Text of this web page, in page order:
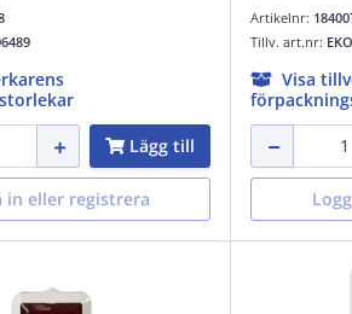
Lägg till
in eller registrera
Artikelnr:
Tillv. art.nr:
Visa